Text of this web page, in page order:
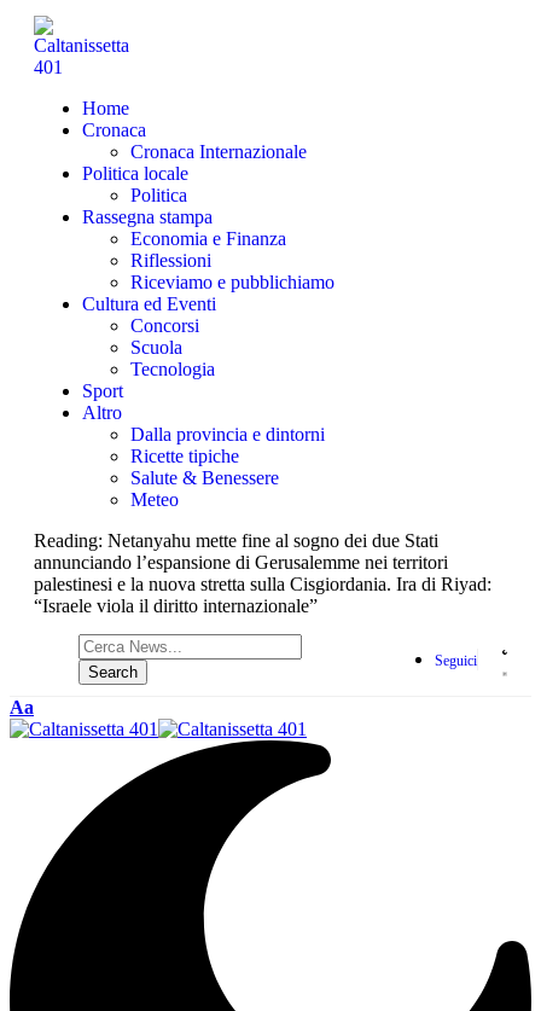
Home
Cronaca
Cronaca Internazionale
Politica locale
Politica
Rassegna stampa
Economia e Finanza
Riflessioni
Riceviamo e pubblichiamo
Cultura ed Eventi
Concorsi
Scuola
Tecnologia
Sport
Altro
Dalla provincia e dintorni
Ricette tipiche
Salute & Benessere
Meteo
Reading: Netanyahu mette fine al sogno dei due Stati
annunciando l’espansione di Gerusalemme nei territori
palestinesi e la nuova stretta sulla Cisgiordania. Ira di Riyad:
“Israele viola il diritto internazionale”
Seguici
Aa